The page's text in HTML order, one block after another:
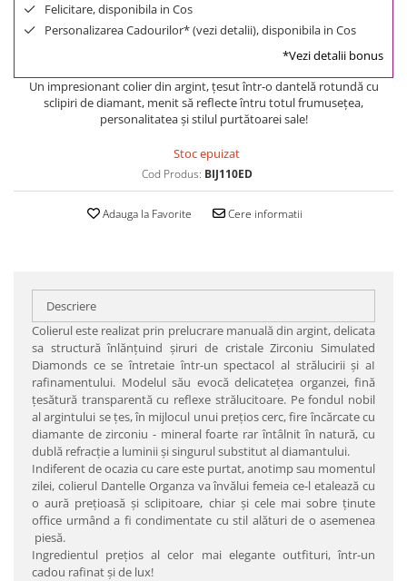
Felicitare, disponibila in Cos
Personalizarea Cadourilor* (vezi detalii), disponibila in Cos
*Vezi detalii bonus
Un impresionant colier din argint, ţesut într-o dantelă rotundă cu
sclipiri de diamant, menit să reflecte întru totul frumuseţea,
personalitatea şi stilul purtătoarei sale!
Stoc epuizat
Cod Produs: BIJ110ED
Adauga la Favorite Cere informatii
Descriere
Colierul este realizat prin prelucrare manuală din argint, delicata
sa structură înlănţuind şiruri de cristale Zirconiu Simulated
Diamonds ce se întretaie într-un spectacol al strălucirii şi aI
rafinamentului. Modelul său evocă delicateţea organzei, fină
ţesătură transparentă cu reflexe strălucitoare. Pe fondul nobil
al argintului se ţes, în mijlocul unui preţios cerc, fire încărcate cu
diamante de zirconiu - mineral foarte rar întâlnit în natură, cu
dublă refracţie a luminii şi singurul substitut al diamantului.
Indiferent de ocazia cu care este purtat, anotimp sau momentul
zilei, colierul Dantelle Organza va învălui femeia ce-l etalează cu
o aură preţioasă şi sclipitoare, chiar şi cele mai sobre ţinute
office urmând a fi condimentate cu stil alături de o asemenea
piesă.
Ingredientul preţios al celor mai elegante outfituri, într-un
cadou rafinat şi de lux!